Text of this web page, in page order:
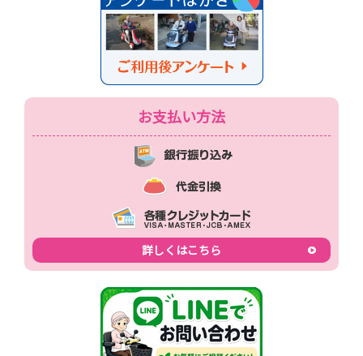
お支払い方法
詳しくはこちら